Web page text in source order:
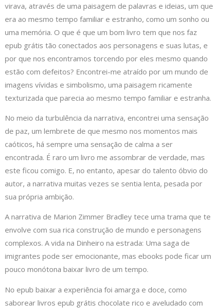
virava, através de uma paisagem de palavras e ideias, um que
era ao mesmo tempo familiar e estranho, como um sonho ou
uma memória. O que é que um bom livro tem que nos faz
epub grátis tão conectados aos personagens e suas lutas, e
por que nos encontramos torcendo por eles mesmo quando
estão com defeitos? Encontrei-me atraído por um mundo de
imagens vívidas e simbolismo, uma paisagem ricamente
texturizada que parecia ao mesmo tempo familiar e estranha.
No meio da turbulência da narrativa, encontrei uma sensação
de paz, um lembrete de que mesmo nos momentos mais
caóticos, há sempre uma sensação de calma a ser
encontrada. É raro um livro me assombrar de verdade, mas
este ficou comigo. E, no entanto, apesar do talento óbvio do
autor, a narrativa muitas vezes se sentia lenta, pesada por
sua própria ambição.
A narrativa de Marion Zimmer Bradley tece uma trama que te
envolve com sua rica construção de mundo e personagens
complexos. A vida na Dinheiro na estrada: Uma saga de
imigrantes pode ser emocionante, mas ebooks pode ficar um
pouco monótona baixar livro de um tempo.
No epub baixar a experiência foi amarga e doce, como
saborear livros epub grátis chocolate rico e aveludado com